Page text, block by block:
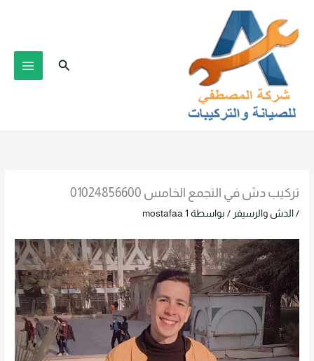
المحتوى
البحث
تركيب دش في التجمع الخامس 01024856600
/الدش والرسيفر / بواسطة mostafaa 1